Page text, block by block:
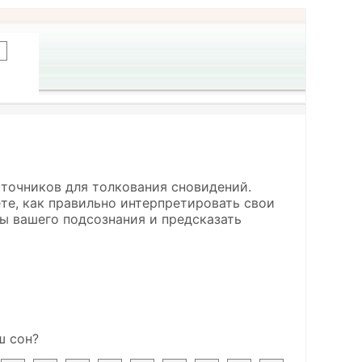
для толкования сновидений.
как правильно интерпретировать свои
вашего подсознания и предсказать
сон?